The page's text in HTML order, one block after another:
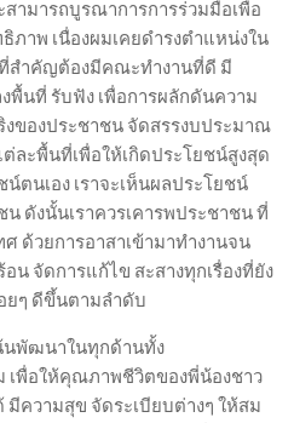
ามารถบูรณาการการร่วมมือเพื่อ
ภาพ เนื่องผมเคยดำรงตำแหน่งใน
ที่สำคัญต้องมีคณะทำงานที่ดี มี
พื้นที่ รับฟัง เพื่อการผลักดันความ
ของประชาชน จัดสรรงบประมาณ
ะพื้นที่เพื่อให้เกิดประโยชน์สูงสุด
ตนเอง เราจะเห็นผลประโยชน์
ดังนั้นเราควรเคารพประชาชน ที่
ศ ด้วยการอาสาเข้ามาทำงานจน
น จัดการแก้ไข สะสางทุกเรื่องที่ยัง
ยๆ ดีขึ้นตามลำดับ
นพัฒนาในทุกด้านทั้ง
เพื่อให้คุณภาพชีวิตของพี่น้องชาว
ความสุข จัดระเบียบต่างๆ ให้สม